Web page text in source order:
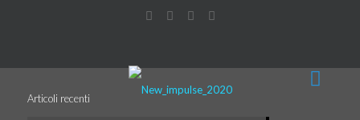
Articoli recenti